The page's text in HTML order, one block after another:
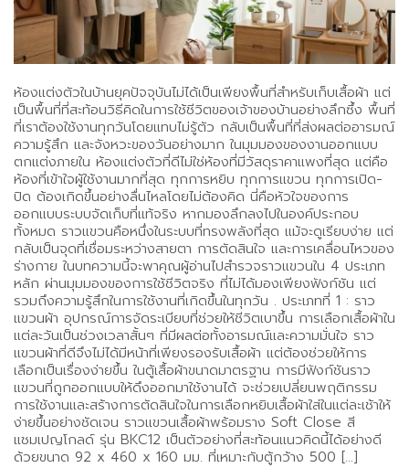
ห้องแต่งตัวในบ้านยุคปัจจุบันไม่ได้เป็นเพียงพื้นที่สำหรับเก็บเสื้อผ้า แต่
เป็นพื้นที่ที่สะท้อนวิธีคิดในการใช้ชีวิตของเจ้าของบ้านอย่างลึกซึ้ง พื้นที่
ที่เราต้องใช้งานทุกวันโดยแทบไม่รู้ตัว กลับเป็นพื้นที่ที่ส่งผลต่ออารมณ์
ความรู้สึก และจังหวะของวันอย่างมาก ในมุมมองของงานออกแบบ
ตกแต่งภายใน ห้องแต่งตัวที่ดีไม่ใช่ห้องที่มีวัสดุราคาแพงที่สุด แต่คือ
ห้องที่เข้าใจผู้ใช้งานมากที่สุด ทุกการหยิบ ทุกการแขวน ทุกการเปิด-
ปิด ต้องเกิดขึ้นอย่างลื่นไหลโดยไม่ต้องคิด นี่คือหัวใจของการ
ออกแบบระบบจัดเก็บที่แท้จริง หากมองลึกลงไปในองค์ประกอบ
ทั้งหมด ราวแขวนคือหนึ่งในระบบที่ทรงพลังที่สุด แม้จะดูเรียบง่าย แต่
กลับเป็นจุดที่เชื่อมระหว่างสายตา การตัดสินใจ และการเคลื่อนไหวของ
ร่างกาย ในบทความนี้จะพาคุณผู้อ่านไปสำรวจราวแขวนใน 4 ประเภท
หลัก ผ่านมุมมองของการใช้ชีวิตจริง ที่ไม่ได้มองเพียงฟังก์ชัน แต่
รวมถึงความรู้สึกในการใช้งานที่เกิดขึ้นในทุกวัน . ประเภทที่ 1 : ราว
แขวนผ้า อุปกรณ์การจัดระเบียบที่ช่วยให้ชีวิตเบาขึ้น การเลือกเสื้อผ้าใน
แต่ละวันเป็นช่วงเวลาสั้นๆ ที่มีผลต่อทั้งอารมณ์และความมั่นใจ ราว
แขวนผ้าที่ดีจึงไม่ได้มีหน้าที่เพียงรองรับเสื้อผ้า แต่ต้องช่วยให้การ
เลือกเป็นเรื่องง่ายขึ้น ในตู้เสื้อผ้าขนาดมาตรฐาน การมีฟังก์ชันราว
แขวนที่ถูกออกแบบให้ดึงออกมาใช้งานได้ จะช่วยเปลี่ยนพฤติกรรม
การใช้งานและสร้างการตัดสินใจในการเลือกหยิบเสื้อผ้าใส่ในแต่ละเช้าให้
ง่ายขึ้นอย่างชัดเจน ราวแขวนเสื้อผ้าพร้อมราง Soft Close สี
แชมเปญโกลด์ รุ่น BKC12 เป็นตัวอย่างที่สะท้อนแนวคิดนี้ได้อย่างดี
ด้วยขนาด 92 x 460 x 160 มม. ที่เหมาะกับตู้กว้าง 500 […]